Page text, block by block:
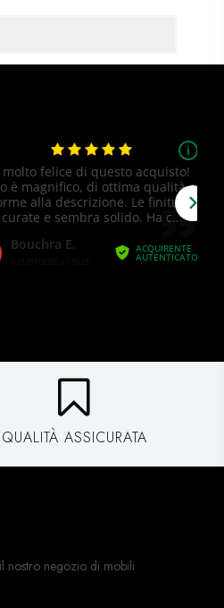
QUALITÀ ASSICURATA
​​nostro negozio di mobili